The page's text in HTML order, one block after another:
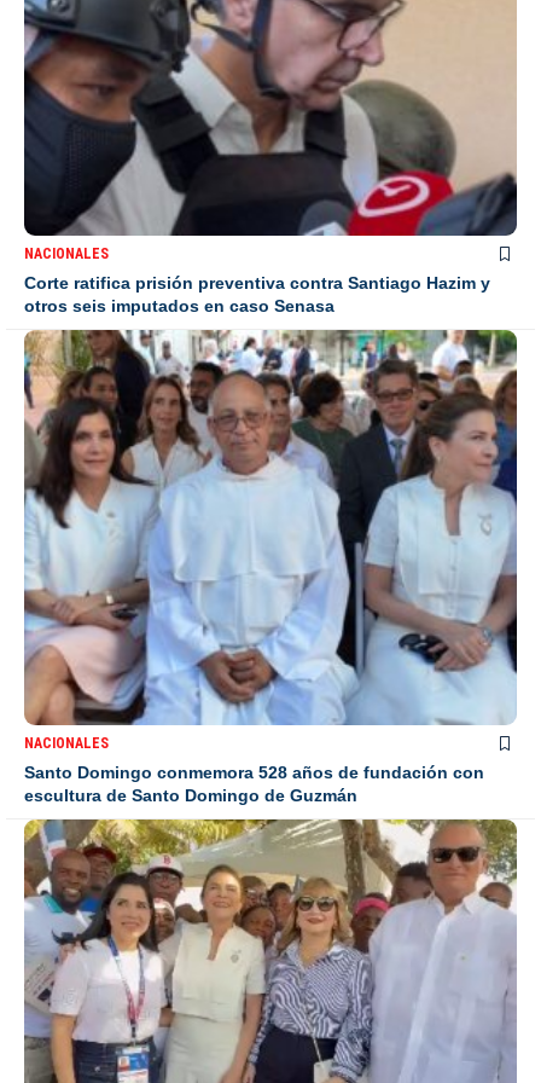
NACIONALES
Corte ratifica prisión preventiva contra Santiago Hazim y
otros seis imputados en caso Senasa
NACIONALES
Santo Domingo conmemora 528 años de fundación con
escultura de Santo Domingo de Guzmán